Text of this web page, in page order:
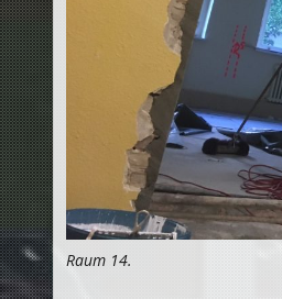
Raum 14.